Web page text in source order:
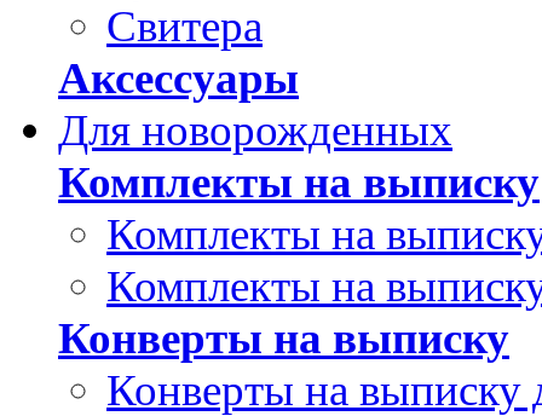
Свитера
Аксессуары
Для новорожденных
Комплекты на выписку
Комплекты на
Комплекты на
Конверты на выписку
Конверты на выписку